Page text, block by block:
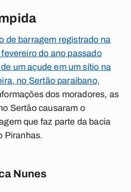
de barragem registrado na
do ano passado
um açude em um sítio na
no Sertão paraibano,
dos moradores, as
Sertão causaram o
que faz parte da bacia
Piranhas.
Nunes